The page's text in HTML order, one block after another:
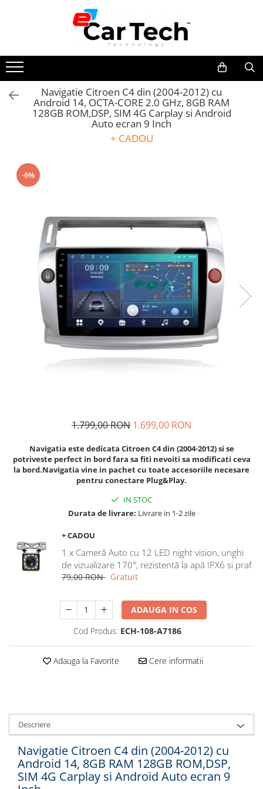
Summer sale
Navigatie dedicata
Navigatii Volkswagen
Navigatii Ford
Navigatii Opel
Navigatii Toyota
Navigatii Dacia
Navigatii Peugeot
Navigatii Audi
Navigatii BMW
Navigatii Mercedes
Navigatii Fiat
Navigatii Volvo
Navigatii KIA
Navigatii Renault
Navigatii Mazda
Navigatii Chevrolet
Navigatii Honda
Navigatii Jeep
Navigatii Porsche
Navigatii Iveco
Navigatii Chrysler
Navigatie universala
Navigatie GPS Portabil
Accesorii navigatii
CarPlay&Android Auto
Navigatie Citroen C4 din (2004-2012) cu
Android 14, OCTA-CORE 2.0 GHz, 8GB RAM
128GB ROM,DSP, SIM 4G Carplay si Android
Auto ecran 9 Inch
+ CADOU
-6%
1.799,00 RON 1.699,00 RON
Navigatia este dedicata Citroen C4 din (2004-2012) si se
potriveste perfect in bord fara sa fiti nevoiti sa modificati ceva
la bord.Navigatia vine in pachet cu toate accesoriile necesare
pentru conectare Plug&Play.
IN STOC
Durata de livrare: Livrare in 1-2 zile
+ CADOU
1 x Cameră Auto cu 12 LED night vision, unghi
de vizualizare 170°, rezistentă la apă IPX6 si praf
79,00 RON Gratuit
ADAUGA IN COS
Cod Produs: ECH-108-A7186
Adauga la Favorite Cere informatii
Descriere
Navigatie Citroen C4 din (2004-2012) cu
Android 14, 8GB RAM 128GB ROM,DSP,
SIM 4G Carplay si Android Auto ecran 9